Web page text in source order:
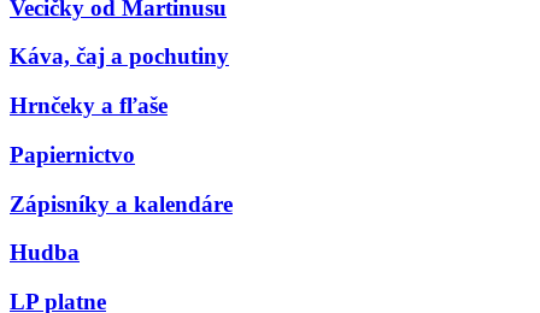
Vecičky od Martinusu
Káva, čaj a pochutiny
Hrnčeky a fľaše
Papiernictvo
Zápisníky a kalendáre
Hudba
LP platne